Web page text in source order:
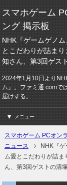
スマホゲーム
ング 掲示板
NHK『ゲームゲノ
とこだわりが詰ま
知さん、第3回ゲス
2024年1月10日より
ム』。ファミ通.comで
届けする。
メニュー
スマホゲーム PCオン
ニュース
NHK『
ム愛とこだわりが詰
ん、第3回ゲストの清